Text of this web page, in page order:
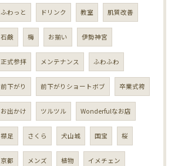
ふわっと ドリンク 教室 肌質改善
石鹸 梅 お揃い 伊勢神宮
正式参拝 メンテナンス ふわふわ
前下がり 前下がりショートボブ 卒業式袴
お出かけ ツルツル Wonderfulなお店
襟足 さくら 犬山城 国宝 桜
京都 メンズ 植物 イメチェン